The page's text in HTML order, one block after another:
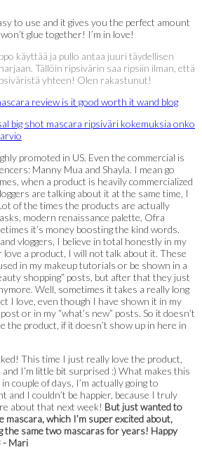
to use and it gives you the perfect amount
glue together! I’m in love!
käyttää ja pullo antaa juuri täydellisen
Tällöin ripsivärin saa ripsiin ilman, että
yhteen! Olen rakastunut!
promoted in US. Even the commercial is
Manny Mua and Shayla. I mean go
when a product is heavily commercialized
are talking about it at the same time, I
of the times the products are actually
modern renaissance palette, Ofra
it’s money boosting the kind words.
vloggers, I believe in total honestly in my
love a product, I will not talk about it. These
in my makeup tutorials or be shown in a
shopping” posts, but after that they just
Well, sometimes it takes a really long
I love, even though I have shown it in my
or in my “what’s new” posts. So it doesn’t
the product, if it doesn’t show up in here in
This time I just really love the product,
I’m little bit surprised :) What makes this
couple of days, I’m actually going to
and I couldn’t be happier, because I truly
about that next week! But just wanted to
which I’m super excited about,
the same two mascaras for years! Happy
- Mari